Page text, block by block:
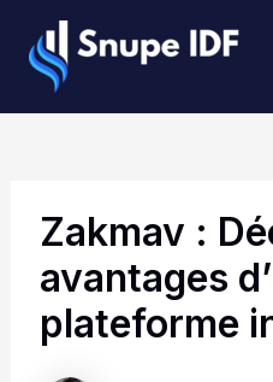
contenu
Zakmav :
avantages
plateforme